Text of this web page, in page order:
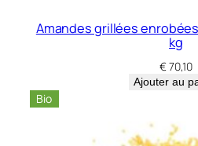
–
g
Amandes grillées
kg
€70,10
Ajouter au
Bio